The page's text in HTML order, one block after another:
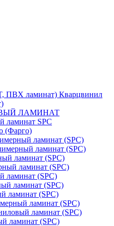
Кварцвинил
ЛАМИНАТ
ламинат SPC
(Фарго)
ламинат (SPC)
ламинат (SPC)
ламинат (SPC)
ламинат (SPC)
ламинат (SPC)
ламинат (SPC)
ламинат (SPC)
ламинат (SPC)
ламинат (SPC)
ламинат (SPC)